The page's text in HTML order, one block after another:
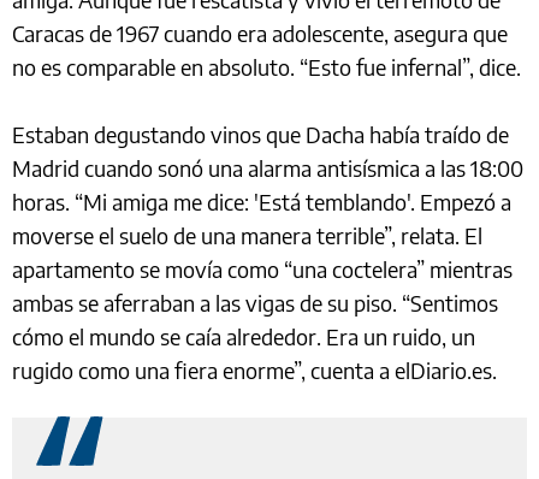
Caracas de 1967 cuando era adolescente, asegura que
no es comparable en absoluto. “Esto fue infernal”, dice.
Estaban degustando vinos que Dacha había traído de
Madrid cuando sonó una alarma antisísmica a las 18:00
horas. “Mi amiga me dice: 'Está temblando'. Empezó a
moverse el suelo de una manera terrible”, relata. El
apartamento se movía como “una coctelera” mientras
ambas se aferraban a las vigas de su piso. “Sentimos
cómo el mundo se caía alrededor. Era un ruido, un
rugido como una fiera enorme”, cuenta a elDiario.es.